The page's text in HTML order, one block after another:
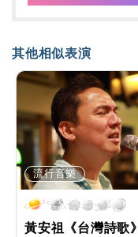
其他相似表演
流行音樂
黃安祖《台灣詩歌》